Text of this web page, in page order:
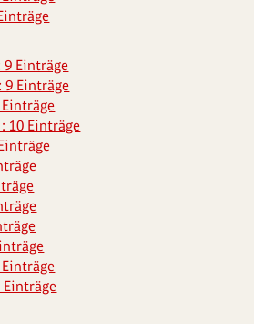
9 Einträge
9 Einträge
10 Einträge
Einträge